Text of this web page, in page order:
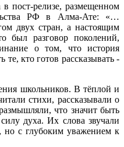
пост-релизе, размещенном
РФ в Алма-Ате: «…
двух стран, а настоящим
был разговор поколений,
о том, что история
те, кто готов рассказывать -
школьников. В тёплой и
стихи, рассказывали о
что значит быть
духа. Их слова звучали
но с глубоким уважением к